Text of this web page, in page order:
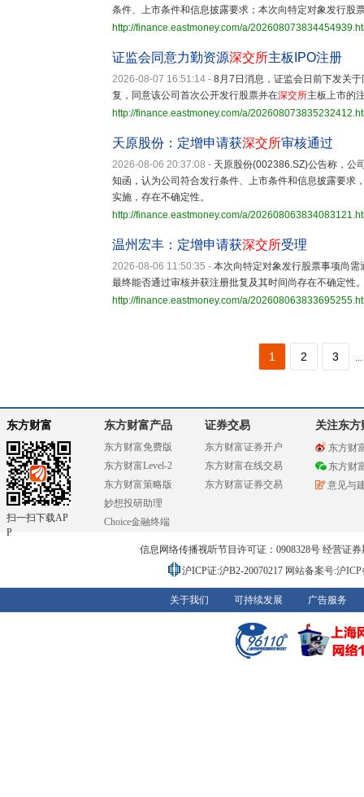
条件、上市条件和信息披露要求；本次向特定对象发行股
http://finance.eastmoney.com/a/
证监会同意力勤资源深交所主板IPO注册
2026-08-07 16:51:14 - 8月7日消息，证监会日前下发关
复，同意该公司首次公开发行股票并在深交所主板上市的
http://finance.eastmoney.com/a/
天原股份：定增申请获深交所审核通过
2026-08-06 20:37:08 - 天原股份(002386.SZ)公告称，公
知函，认为公司符合发行条件、上市条件和信息披露要求
实施，存在不确定性。
http://finance.eastmoney.com/a/
温州宏丰：定增申请获深交所受理
2026-08-06 11:50:35 - 本次向特定对象发行股票事项尚需
最终能否通过审核并获注册批复及其时间尚存在不确定性
http://finance.eastmoney.com/a/
1 2 3 ...
东方财富
扫一扫下载AP
P
东方财富产品
东方财富免费版
东方财富Level-2
东方财富策略版
妙想投研助理
Choice金融终端
证券交易
东方财富证券开户
东方财富在线交易
东方财富证券交易
关注东方
东方财
东方财
意见与
信息网络传播视听节目许可证：0908328号 经营证
沪ICP证:沪B2-20070217 网站备案号:沪
关于我们 可持续发展 广告服务